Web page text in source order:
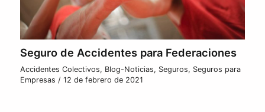
Seguro de Accidentes para Federaciones
Accidentes Colectivos, Blog-Noticias, Seguros, Seguros para
Empresas / 12 de febrero de 2021